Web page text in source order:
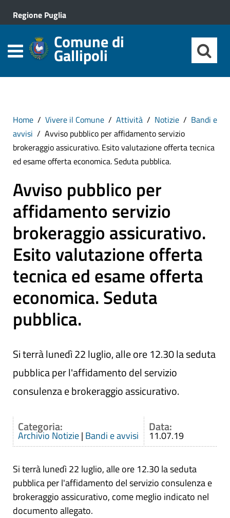
Regione Puglia
Comune di
Gallipoli
Home Vivere il Comune Attività Notizie
Bandi e
avvisi
Avviso pubblico per affidamento servizio
brokeraggio assicurativo. Esito valutazione offerta tecnica
ed esame offerta economica. Seduta pubblica.
Avviso pubblico per
affidamento servizio
brokeraggio assicurativo.
Esito valutazione offerta
tecnica ed esame offerta
economica. Seduta
pubblica.
Si terrà lunedì 22 luglio, alle ore 12.30 la seduta
pubblica per l'affidamento del servizio
consulenza e brokeraggio assicurativo.
Categoria:
Archivio Notizie| Bandi e avvisi
Data:
11.07.19
Si terrà lunedì 22 luglio, alle ore 12.30 la seduta
pubblica per l'affidamento del servizio consulenza e
brokeraggio assicurativo, come meglio indicato nel
documento allegato.